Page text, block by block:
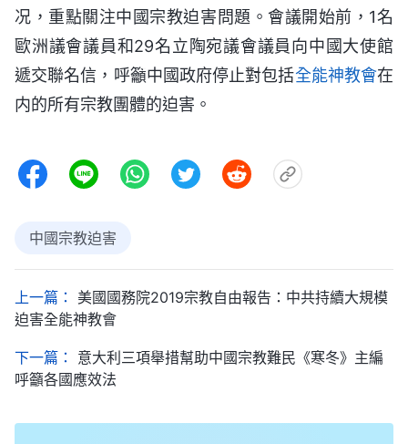
况，重點關注中國宗教迫害問題。會議開始前，1名
歐洲議會議員和29名立陶宛議會議員向中國大使館
遞交聯名信，呼籲中國政府停止對包括全能神教會在
内的所有宗教團體的迫害。
中國宗教迫害
上一篇： 美國國務院2019宗教自由報告：中共持續大規模
迫害全能神教會
下一篇： 意大利三項舉措幫助中國宗教難民《寒冬》主編
呼籲各國應效法